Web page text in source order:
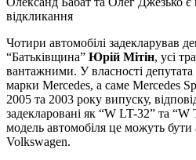
відкликання
Чотири автомобілі задекларував
“Батьківщина” Юрій Мітін, усі
вантажними. У власності депутата
марки Mercedes, а саме Mercedes
2005 та 2003 року випуску,
задекларовані як “W LT-32” та “W
модель автомобіля це можуть бути
Volkswagen.